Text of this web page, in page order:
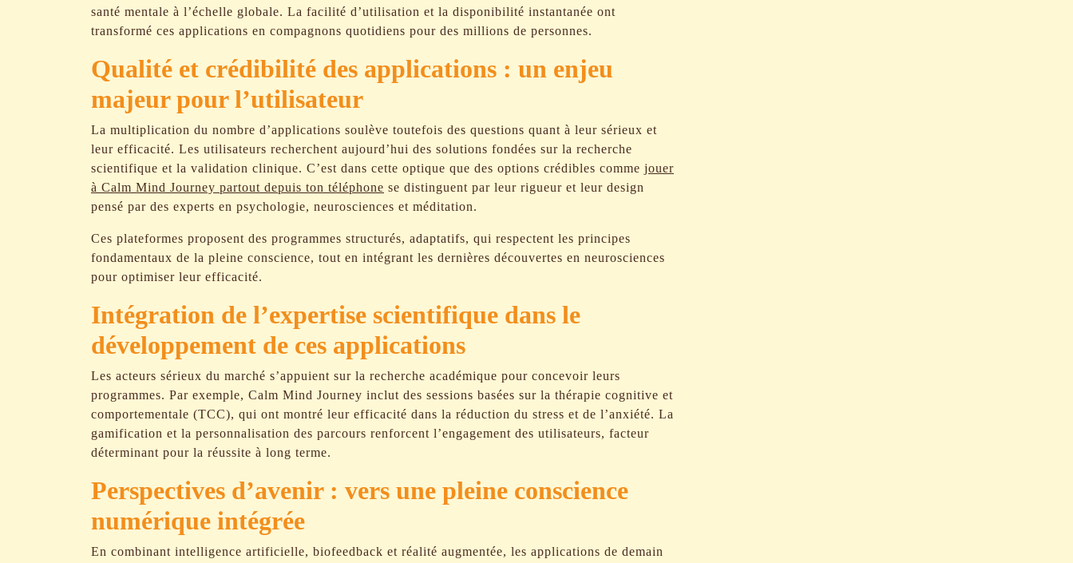
santé mentale à l’échelle globale. La facilité d’utilisation et la disponibilité instantanée ont
transformé ces applications en compagnons quotidiens pour des millions de personnes.
Qualité et crédibilité des applications : un enjeu
majeur pour l’utilisateur
La multiplication du nombre d’applications soulève toutefois des questions quant à leur sérieux et
leur efficacité. Les utilisateurs recherchent aujourd’hui des solutions fondées sur la recherche
scientifique et la validation clinique. C’est dans cette optique que des options crédibles comme jouer
à Calm Mind Journey partout depuis ton téléphone se distinguent par leur rigueur et leur design
pensé par des experts en psychologie, neurosciences et méditation.
Ces plateformes proposent des programmes structurés, adaptatifs, qui respectent les principes
fondamentaux de la pleine conscience, tout en intégrant les dernières découvertes en neurosciences
pour optimiser leur efficacité.
Intégration de l’expertise scientifique dans le
développement de ces applications
Les acteurs sérieux du marché s’appuient sur la recherche académique pour concevoir leurs
programmes. Par exemple, Calm Mind Journey inclut des sessions basées sur la thérapie cognitive et
comportementale (TCC), qui ont montré leur efficacité dans la réduction du stress et de l’anxiété. La
gamification et la personnalisation des parcours renforcent l’engagement des utilisateurs, facteur
déterminant pour la réussite à long terme.
Perspectives d’avenir : vers une pleine conscience
numérique intégrée
En combinant intelligence artificielle, biofeedback et réalité augmentée, les applications de demain